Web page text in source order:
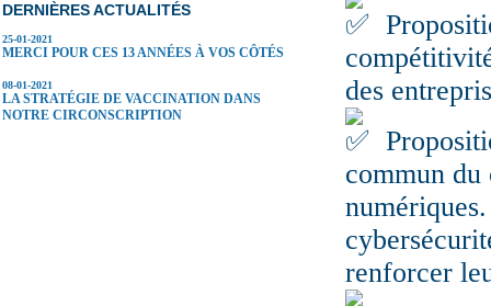
DERNIÈRES ACTUALITÉS
25-01-2021
MERCI POUR CES 13 ANNÉES À VOS CÔTÉS
08-01-2021
LA STRATÉGIE DE VACCINATION DANS
NOTRE CIRCONSCRIPTION
des
commun du
renforcer